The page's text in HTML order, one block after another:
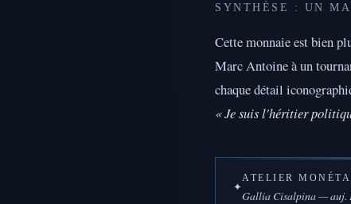
SYNTHÈSE : UN
Cette monnaie est bien
Marc Antoine à un
chaque détail
« Je suis l'héritier
✦
ATELIER
Gallia Cisalpina — auj.